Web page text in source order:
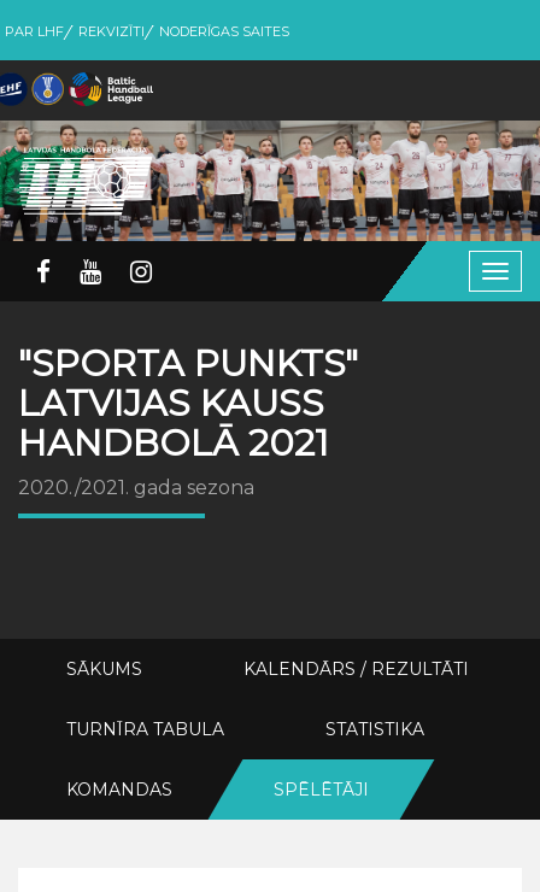
PAR LHF REKVIZĪTI NODERĪGAS SAITES
"SPORTA PUNKTS"
LATVIJAS KAUSS
HANDBOLĀ 2021
2020./2021. gada sezona
SĀKUMS KALENDĀRS / REZULTĀTI
TURNĪRA TABULA STATISTIKA
KOMANDAS SPĒLĒTĀJI